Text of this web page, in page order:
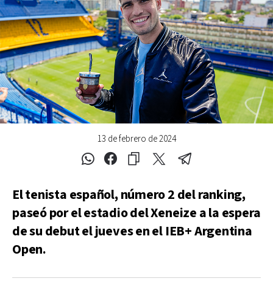
13 de febrero de 2024
El tenista español, número 2 del ranking,
paseó por el estadio del Xeneize a la espera
de su debut el jueves en el IEB+ Argentina
Open.